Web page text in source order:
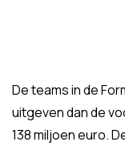
De teams in de
uitgeven dan de
138 miljoen euro.